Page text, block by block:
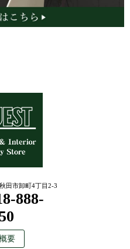
田市卸町4丁目2-3
888-
要